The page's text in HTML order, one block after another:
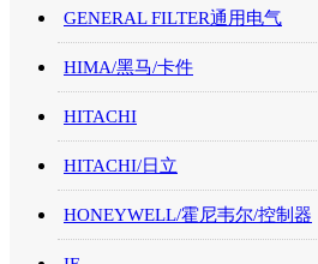
GENERAL FILTER通用电气
HIMA/黑马/卡件
HITACHI
HITACHI/日立
HONEYWELL/霍尼韦尔/控制器